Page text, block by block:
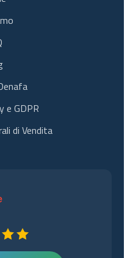
e GDPR
di Vendita